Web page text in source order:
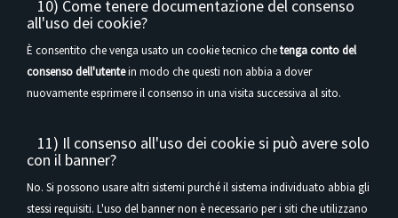
10) Come tenere documentazione del consenso
all'uso dei cookie?
È consentito che venga usato un cookie tecnico chetenga conto del
consenso dell'utentein modo che questi non abbia a dover
nuovamente esprimere il consenso in una visita successiva al sito.
11) Il consenso all'uso dei cookie si può avere solo
con il banner?
No. Si possono usare altri sistemi purché il sistema individuato abbia gli
stessi requisiti. L'uso del banner non è necessario per i siti che utilizzano